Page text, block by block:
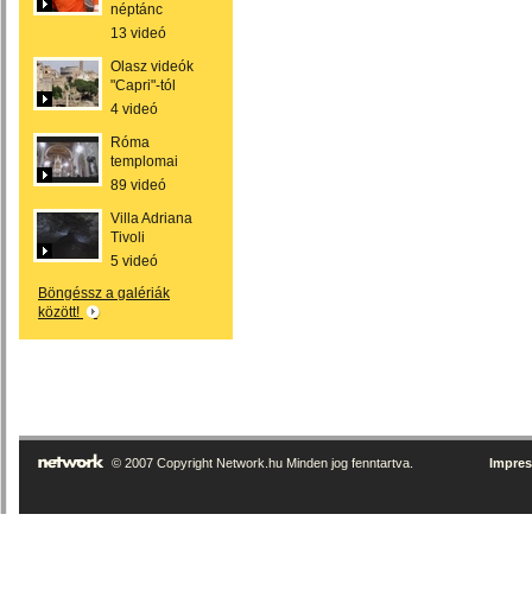
néptánc
13 videó
Olasz videók
"Capri"-tól
4 videó
Róma
templomai
89 videó
Villa Adriana
Tivoli
5 videó
Böngéssz a galériák
között!
© 2007 Copyright Network.hu Minden jog fenntartva.